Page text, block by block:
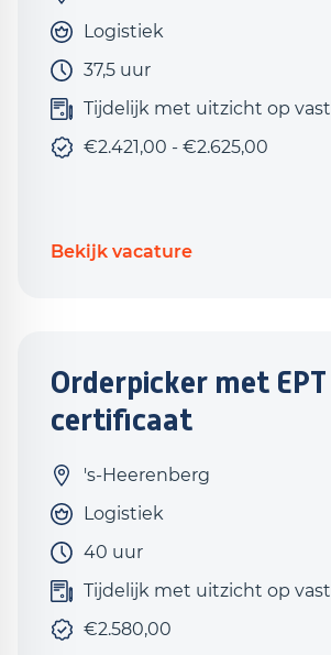
Logistiek
37,5 uur
Tijdelijk met uitzicht op vast
€2.421,00 - €2.625,00
Bekijk vacature
Orderpicker met EPT
certificaat
's-Heerenberg
Logistiek
40 uur
Tijdelijk met uitzicht op vast
€2.580,00